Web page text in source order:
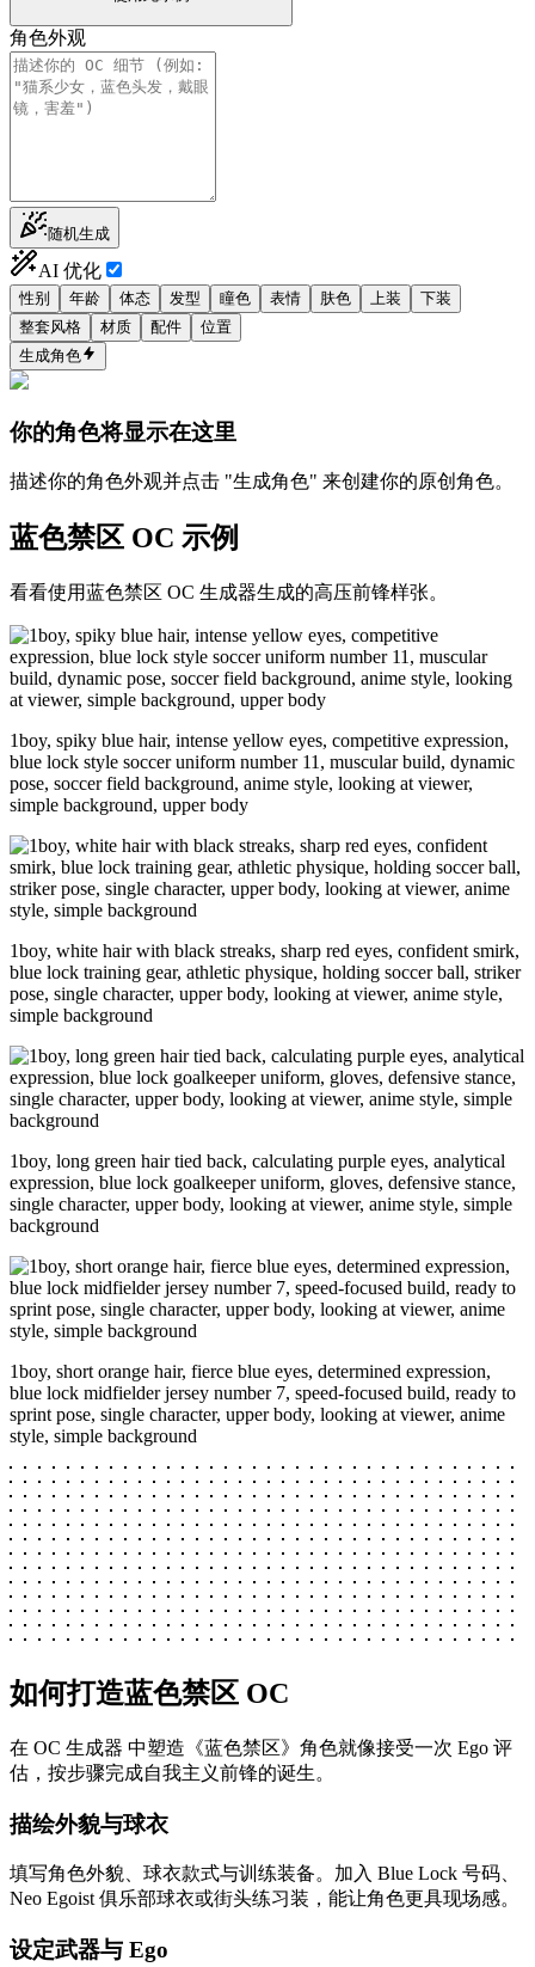
角色外观
随机生成
AI 优化
性别 年龄 体态 发型 瞳色 表情 肤色 上装
下装
整套风格
材质 配件
位置
生成角色
你的角色将显示在这里
描述你的角色外观并点击 "生成角色" 来创建你的原创角色。
蓝色禁区 OC 示例
看看使用蓝色禁区 OC 生成器生成的高压前锋样张。
1boy, spiky blue hair, intense yellow eyes, competitive expression,
blue lock style soccer uniform number 11, muscular build, dynamic
pose, soccer field background, anime style, looking at viewer,
simple background, upper body
1boy, white hair with black streaks, sharp red eyes, confident smirk,
blue lock training gear, athletic physique, holding soccer ball, striker
pose, single character, upper body, looking at viewer, anime style,
simple background
1boy, long green hair tied back, calculating purple eyes, analytical
expression, blue lock goalkeeper uniform, gloves, defensive stance,
single character, upper body, looking at viewer, anime style, simple
background
1boy, short orange hair, fierce blue eyes, determined expression,
blue lock midfielder jersey number 7, speed-focused build, ready to
sprint pose, single character, upper body, looking at viewer, anime
style, simple background
如何打造蓝色禁区 OC
在 OC 生成器 中塑造《蓝色禁区》角色就像接受一次 Ego 评
估，按步骤完成自我主义前锋的诞生。
描绘外貌与球衣
填写角色外貌、球衣款式与训练装备。加入 Blue Lock 号码、
Neo Egoist 俱乐部球衣或街头练习装，能让角色更具现场感。
设定武器与 Ego